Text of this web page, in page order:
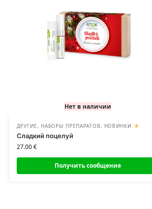
Нет в наличии
ДРУГИЕ , НАБОРЫ ПРЕПАРАТОВ, НОВИНКИ
Сладкий поцелуй
27.00€
Получить сообщение